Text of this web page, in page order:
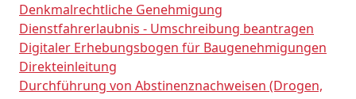
Denkmalrechtliche Genehmigung
Dienstfahrerlaubnis - Umschreibung beantragen
Digitaler Erhebungsbogen für Baugenehmigungen
Direkteinleitung
Durchführung von Abstinenznachweisen (Drogen,